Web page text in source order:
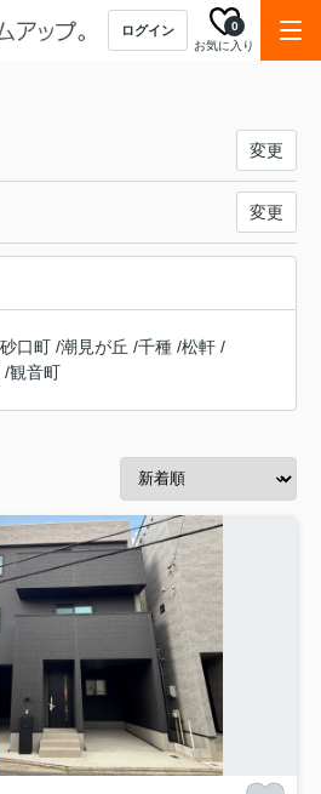
ログイン
お気に入り
0
変更
変更
砂口町 /潮見が丘 /千種 /松軒 /
/観音町